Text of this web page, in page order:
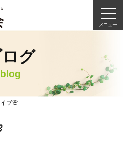
メニュー
グ
blog
ブ🌸